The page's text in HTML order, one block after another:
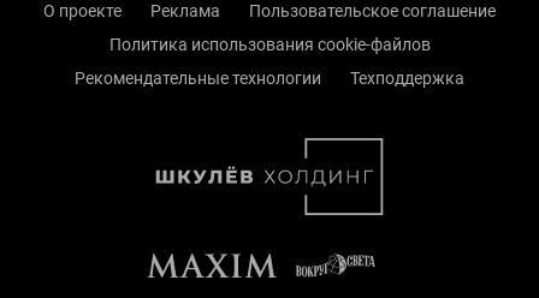
О проекте Реклама
Пользовательское соглашение
Политика использования cookie-файлов
Рекомендательные технологии
Техподдержка